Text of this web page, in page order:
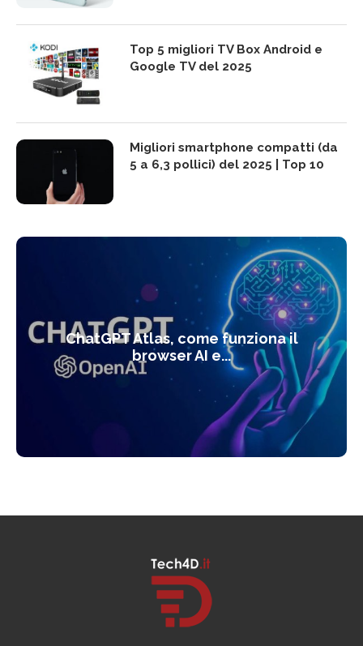
Top 5 migliori TV Box Android e
Google TV del 2025
Migliori smartphone compatti (da
5 a 6,3 pollici) del 2025 | Top 10
ChatGPT Atlas, come funziona il
browser AI e...